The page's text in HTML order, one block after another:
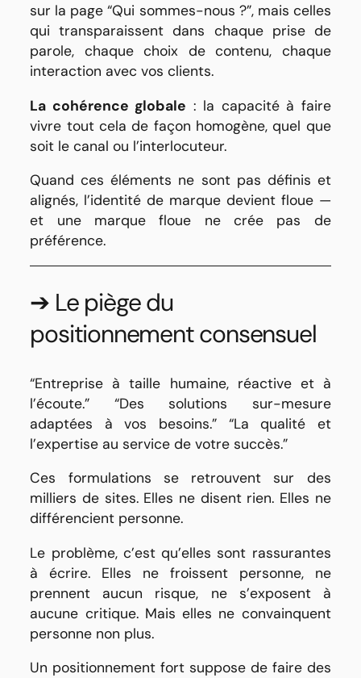
sur la page “Qui sommes-nous ?”, mais celles
qui transparaissent dans chaque prise de
parole, chaque choix de contenu, chaque
interaction avec vos clients.
La cohérence globale : la capacité à faire
vivre tout cela de façon homogène, quel que
soit le canal ou l’interlocuteur.
Quand ces éléments ne sont pas définis et
alignés, l’identité de marque devient floue —
et une marque floue ne crée pas de
préférence.
➔ Le piège du
positionnement consensuel
“Entreprise à taille humaine, réactive et à
l’écoute.” “Des solutions sur-mesure
adaptées à vos besoins.” “La qualité et
l’expertise au service de votre succès.”
Ces formulations se retrouvent sur des
milliers de sites. Elles ne disent rien. Elles ne
différencient personne.
Le problème, c’est qu’elles sont rassurantes
à écrire. Elles ne froissent personne, ne
prennent aucun risque, ne s’exposent à
aucune critique. Mais elles ne convainquent
personne non plus.
Un positionnement fort suppose de faire des